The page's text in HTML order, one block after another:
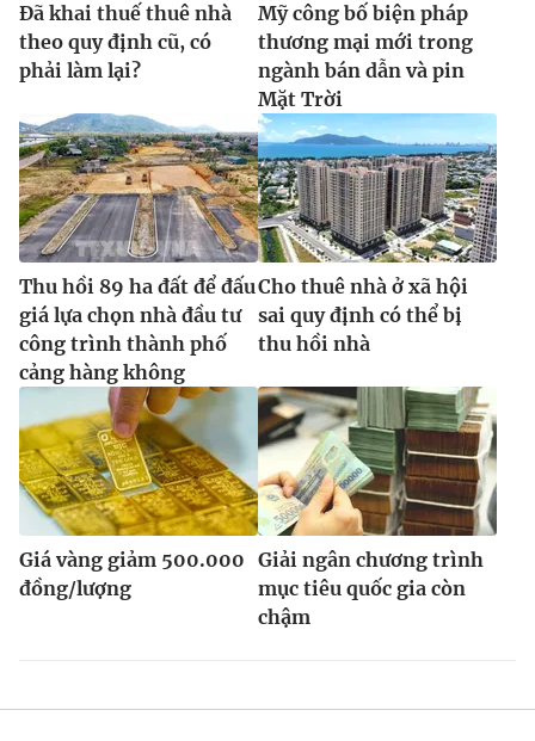
Đã khai thuế thuê nhà
theo quy định cũ, có
phải làm lại?
Mỹ công bố biện pháp
thương mại mới trong
ngành bán dẫn và pin
Mặt Trời
Thu hồi 89 ha đất để đấu
giá lựa chọn nhà đầu tư
công trình thành phố
cảng hàng không
Cho thuê nhà ở xã hội
sai quy định có thể bị
thu hồi nhà
Giá vàng giảm 500.000
đồng/lượng
Giải ngân chương trình
mục tiêu quốc gia còn
chậm